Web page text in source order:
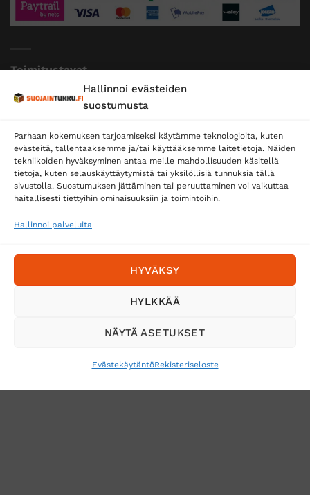
Hallinnoi evästeiden
suostumusta
Parhaan kokemuksen tarjoamiseksi käytämme teknologioita, kuten
evästeitä, tallentaaksemme ja/tai käyttääksemme laitetietoja. Näiden
tekniikoiden hyväksyminen antaa meille mahdollisuuden käsitellä
tietoja, kuten selauskäyttäytymistä tai yksilöllisiä tunnuksia tällä
sivustolla. Suostumuksen jättäminen tai peruuttaminen voi vaikuttaa
haitallisesti tiettyihin ominaisuuksiin ja toimintoihin.
Hallinnoi palveluita
HYVÄKSY
HYLKKÄÄ
NÄYTÄ ASETUKSET
EvästekäytäntöRekisteriseloste
Toimitustavat
Posti
Postnord
Tilaa uutiskirje ja saat erikoisalennuksia